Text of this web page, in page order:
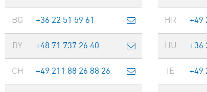
BG +36 22 51 59 61
BY +48 71 737 26 40
CH +49 211 88 26 88 26
HR +49
HU +36
IE +49